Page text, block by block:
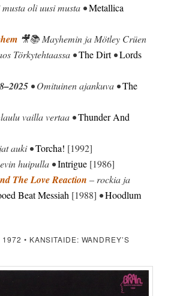
oli uusi musta •Metallica
🎥📚 Mayhemin ja Mötley Crüen
Törkytehtaassa •The Dirt•Lords
• Omituinen ajankuva •The
vailla vertaa •Thunder And
auki •Torcha! [1992]
huipulla •Intrigue [1986]
The Love Reaction – rockia ja
Beat Messiah [1988] •Hoodlum
1972 • KANSITAIDE: WANDREY’S